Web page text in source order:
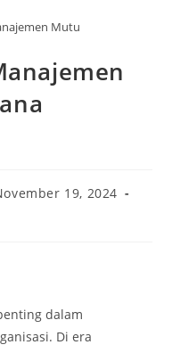
Mutu
19, 2024
dalam
Di era